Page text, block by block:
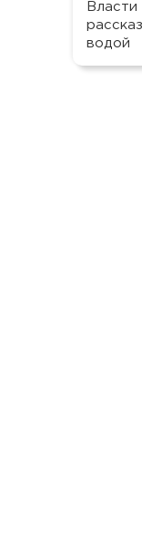
Власти
водой